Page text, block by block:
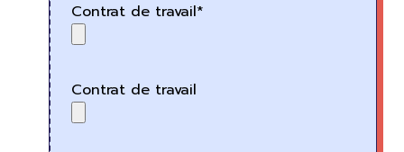
Contrat de travail*
Contrat de travail